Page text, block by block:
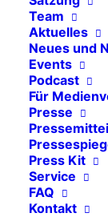
Team
Aktuelles
Neues und
Events
Podcast
Für
Presse
Press Kit
Service
FAQ
Kontakt
Freie